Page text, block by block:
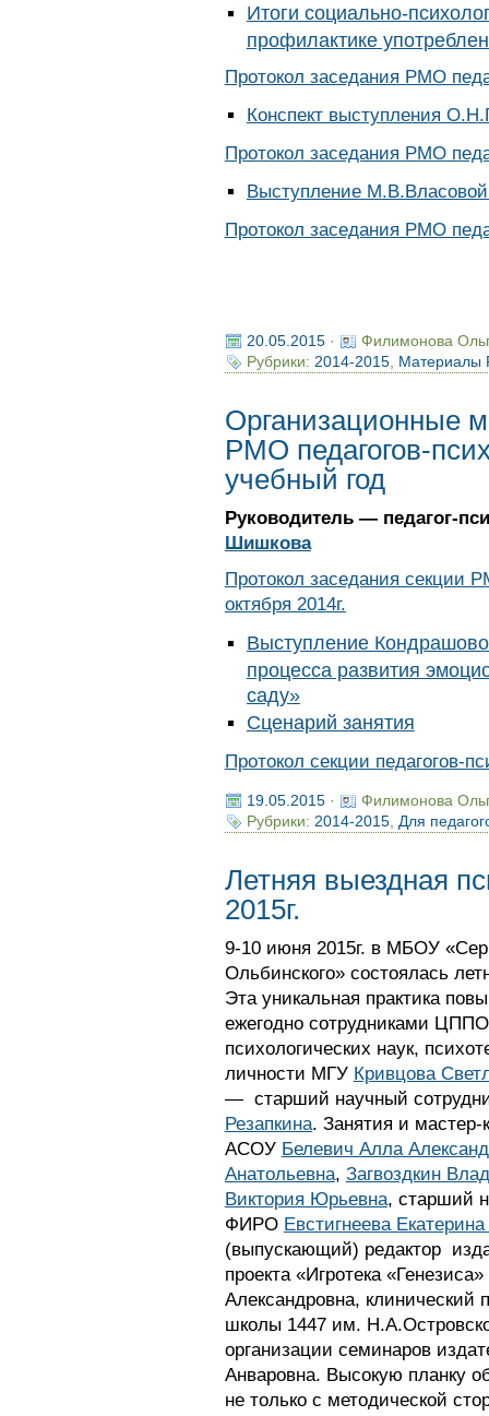
Итоги социально-
профилактике
Протокол заседания РМО
Конспект выступления
Протокол заседания РМО
Выступление М.В.Власовой
Протокол заседания РМО
20.05.2015·
Филимонова
Рубрики: 2014-2015,
Организационные
РМО педагогов-
учебный год
Руководитель — педагог-
Шишкова
Протокол заседания секции
октября 2014г.
Выступление
процесса развития
саду»
Сценарий занятия
Протокол секции педагогов-
19.05.2015·
Филимонова
Рубрики: 2014-2015, Для
Летняя выездная
2015г.
9-10 июня 2015г. в МБОУ
Ольбинского» состоялась
Эта уникальная практика
ежегодно сотрудниками
психологических наук,
личности МГУ Кривцова
— старший научный
Резапкина. Занятия и
АСОУ Белевич Алла
Анатольевна, Загвоздкин
Виктория Юрьевна, старший
ФИРО Евстигнеева
(выпускающий) редактор
проекта «Игротека
Александровна, клинический
школы 1447 им.
организации семинаров
Анваровна. Высокую планку
не только с методической